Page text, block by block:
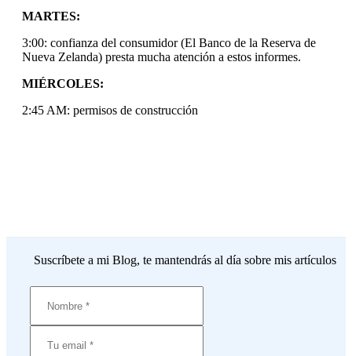
MARTES:
3:00: confianza del consumidor (El Banco de la Reserva de
Nueva Zelanda) presta mucha atención a estos informes.
MIÉRCOLES:
2:45 AM: permisos de construcción
Suscríbete a mi Blog, te mantendrás al día sobre mis artículos